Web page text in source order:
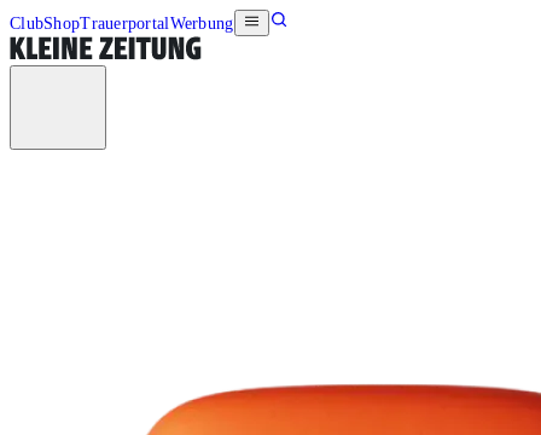
ClubShopTrauerportalWerbung